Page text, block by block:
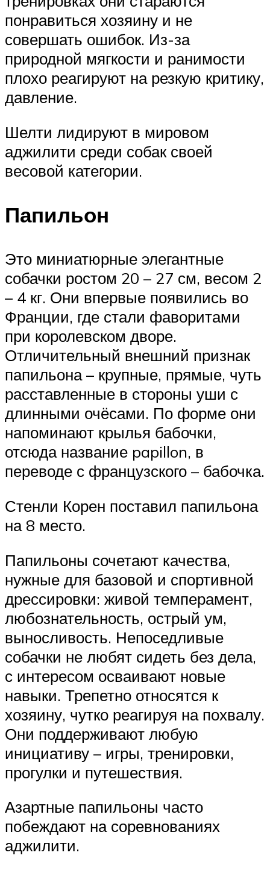
понравиться хозяину и не
совершать ошибок. Из-за
природной мягкости и ранимости
плохо реагируют на резкую критику,
давление.
Шелти лидируют в мировом
аджилити среди собак своей
весовой категории.
Папильон
Это миниатюрные элегантные
собачки ростом 20 – 27 см, весом 2
– 4 кг. Они впервые появились во
Франции, где стали фаворитами
при королевском дворе.
Отличительный внешний признак
папильона – крупные, прямые, чуть
расставленные в стороны уши с
длинными очёсами. По форме они
напоминают крылья бабочки,
отсюда название papillon, в
переводе с французского – бабочка.
Стенли Корен поставил папильона
на 8 место.
Папильоны сочетают качества,
нужные для базовой и спортивной
дрессировки: живой темперамент,
любознательность, острый ум,
выносливость. Непоседливые
собачки не любят сидеть без дела,
с интересом осваивают новые
навыки. Трепетно относятся к
хозяину, чутко реагируя на похвалу.
Они поддерживают любую
инициативу – игры, тренировки,
прогулки и путешествия.
Азартные папильоны часто
побеждают на соревнованиях
аджилити.